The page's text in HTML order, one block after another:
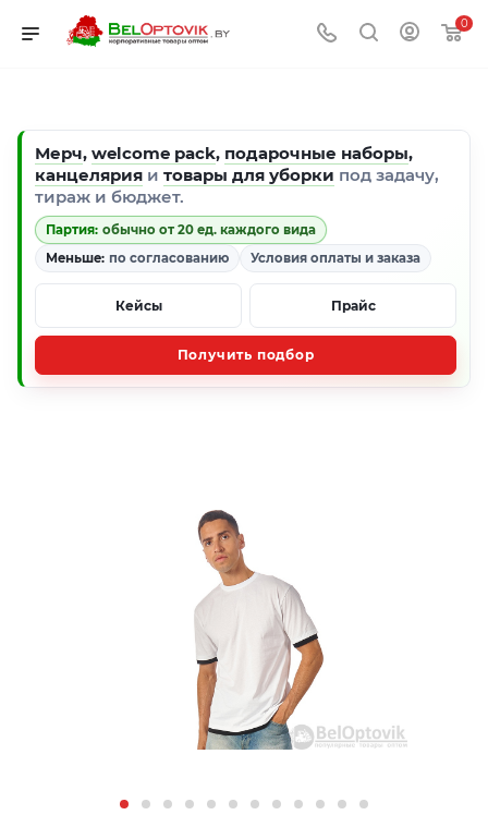
0
Мерч, welcome pack, подарочные наборы,
канцелярия и товары для уборки под задачу,
тираж и бюджет.
Партия: обычно от 20 ед. каждого вида
Меньше: по согласованию Условия оплаты и заказа
Кейсы Прайс
Получить подбор